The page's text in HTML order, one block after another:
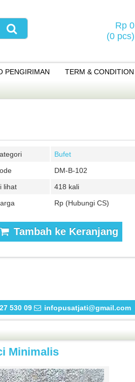
Rp 0
(0 pcs)
PENGIRIMAN TERM & CONDITION
Bufet
DM-B-102
lihat
418 kali
Rp (Hubungi CS)
Tambah ke Keranjang
530 09 infopusatjati@gmail.com
Minimalis